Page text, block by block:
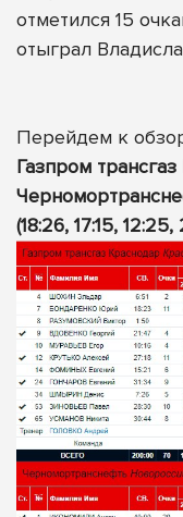
отметился 15
отыграл
Перейдем к
Газпром
(18:26, 17:15, 12:25,